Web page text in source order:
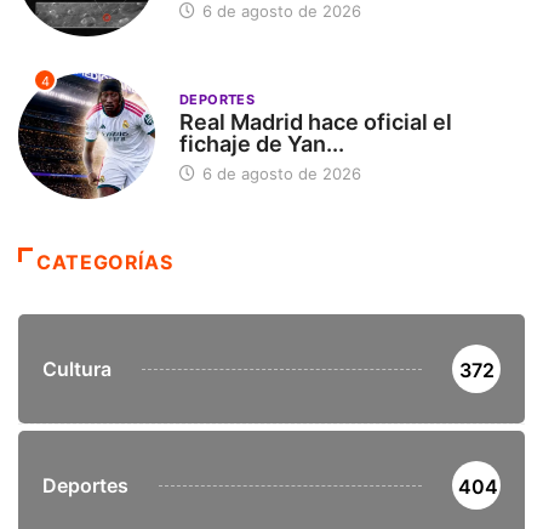
6 de agosto de 2026
4
DEPORTES
Real Madrid hace oficial el
fichaje de Yan...
6 de agosto de 2026
CATEGORÍAS
Cultura 372
Deportes 404